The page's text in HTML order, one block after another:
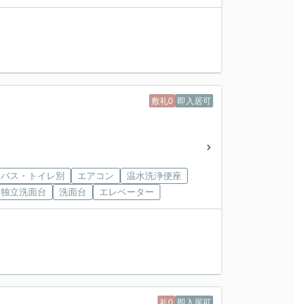
敷礼0 即入居可
バス・トイレ別 エアコン
温水洗浄便座
独立洗面台
洗面台 エレベーター